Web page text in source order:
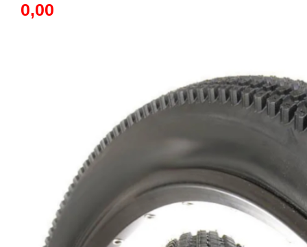
0,00